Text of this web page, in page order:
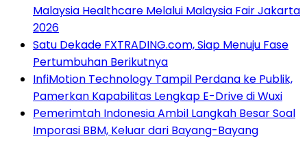
Malaysia Healthcare Melalui Malaysia Fair Jakarta
2026
Satu Dekade FXTRADING.com, Siap Menuju Fase
Pertumbuhan Berikutnya
InfiMotion Technology Tampil Perdana ke Publik,
Pamerkan Kapabilitas Lengkap E-Drive di Wuxi
Pemerimtah Indonesia Ambil Langkah Besar Soal
Imporasi BBM, Keluar dari Bayang-Bayang